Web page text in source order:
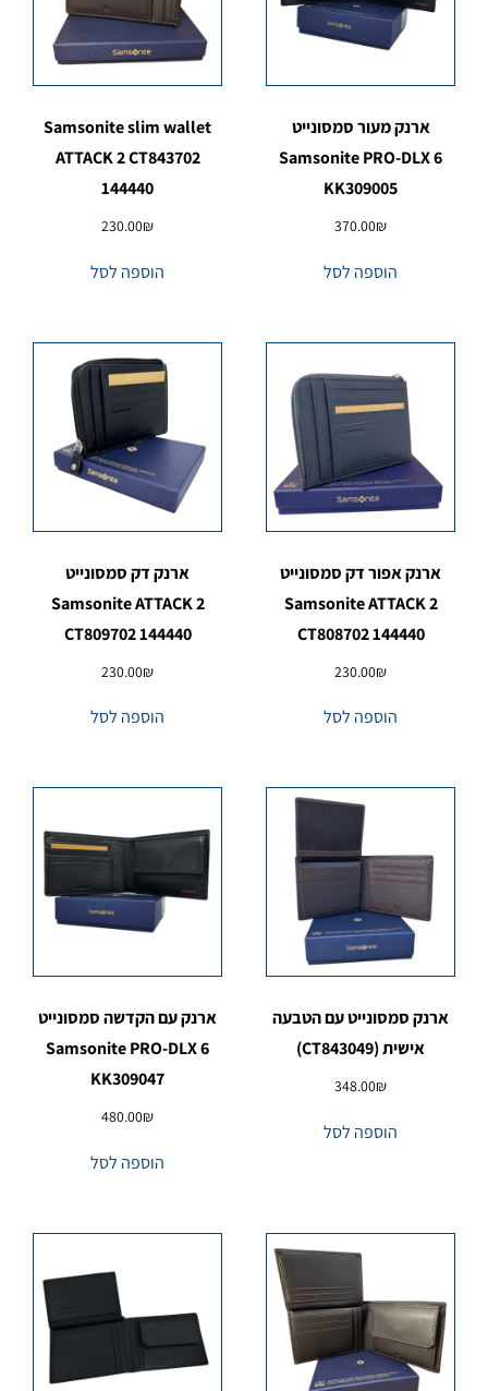
ארנק מעור סמסונייט
Samsonite PRO-DLX 6
KK309005
370.00₪
הוספה לסל
Samsonite slim wallet
ATTACK 2 CT843702
144440
230.00₪
הוספה לסל
ארנק אפור דק סמסונייט
Samsonite ATTACK 2
CT808702 144440
230.00₪
הוספה לסל
ארנק דק סמסונייט
Samsonite ATTACK 2
CT809702 144440
230.00₪
הוספה לסל
ארנק סמסונייט עם הטבעה
אישית (CT843049)
348.00₪
הוספה לסל
ארנק עם הקדשה סמסונייט
Samsonite PRO-DLX 6
KK309047
480.00₪
הוספה לסל